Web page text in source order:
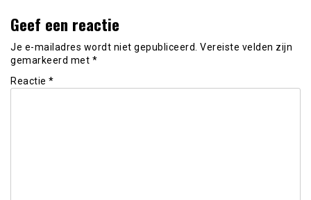
Geef een reactie
Je e-mailadres wordt niet gepubliceerd. Vereiste velden zijn
gemarkeerd met *
Reactie *